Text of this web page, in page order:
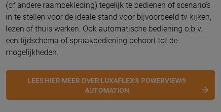
(of andere raambekleding) tegelijk te bedienen of scenario's
in te stellen voor de ideale stand voor bijvoorbeeld tv kijken,
lezen of thuis werken. Ook automatische bediening o.b.v.
een tijdschema of spraakbediening behoort tot de
mogelijkheden.
LEES HIER MEER OVER LUXAFLEX® POWERVIEW®
AUTOMATION